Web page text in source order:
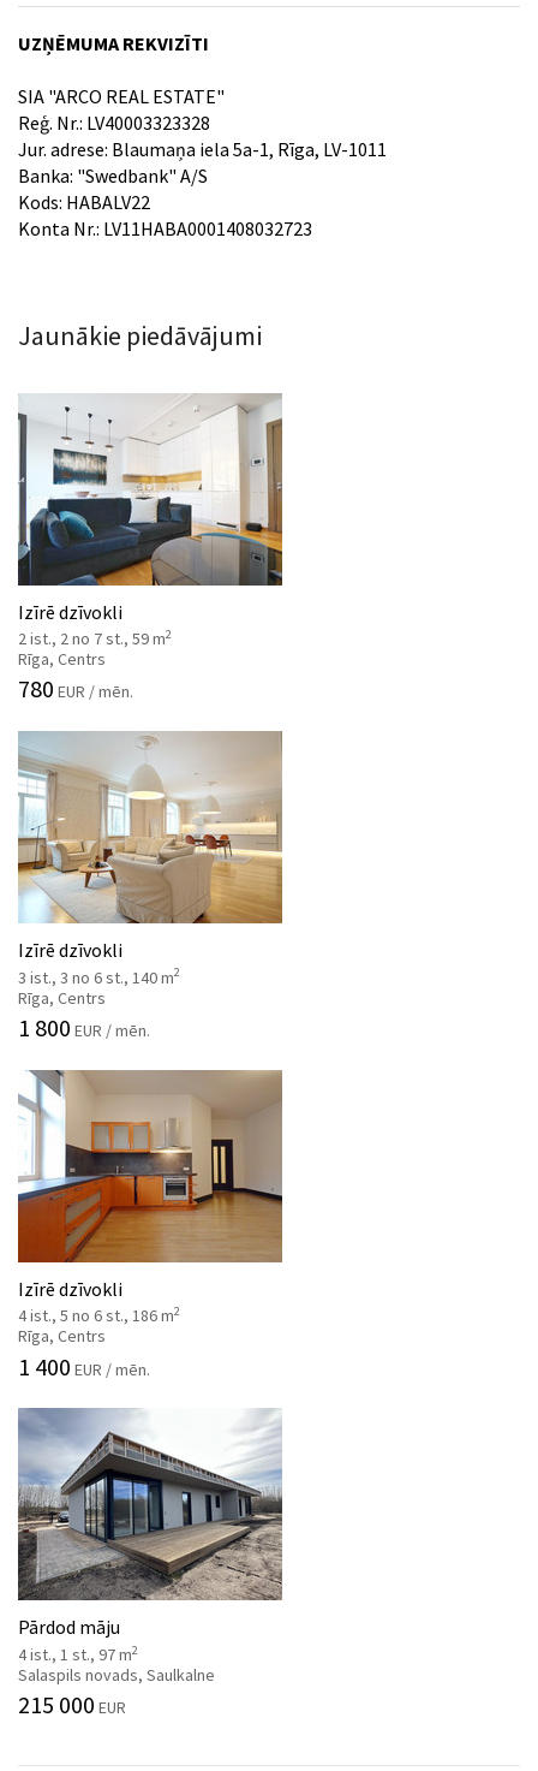
UZŅĒMUMA REKVIZĪTI
SIA "ARCO REAL ESTATE"
Reģ. Nr.: LV40003323328
Jur. adrese: Blaumaņa iela 5a-1, Rīga, LV-1011
Banka: "Swedbank" A/S
Kods: HABALV22
Konta Nr.: LV11HABA0001408032723
Jaunākie piedāvājumi
Izīrē dzīvokli
2 ist., 2 no 7 st., 59 m2
Rīga, Centrs
780 EUR / mēn.
Izīrē dzīvokli
3 ist., 3 no 6 st., 140 m2
Rīga, Centrs
1 800 EUR / mēn.
Izīrē dzīvokli
4 ist., 5 no 6 st., 186 m2
Rīga, Centrs
1 400 EUR / mēn.
Pārdod māju
4 ist., 1 st., 97 m2
Salaspils novads, Saulkalne
215 000 EUR